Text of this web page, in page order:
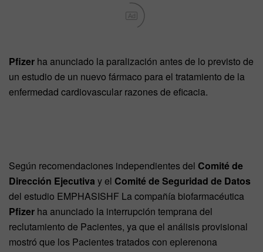
Ad
Pfizer ha anunciado la paralización antes de lo previsto de
un estudio de un nuevo fármaco para el tratamiento de la
enfermedad cardiovascular razones de eficacia.
Según recomendaciones independientes del Comité de
Dirección Ejecutiva y el Comité de Seguridad de Datos
del estudio EMPHASISHF La compañía biofarmacéutica
Pfizer ha anunciado la interrupción temprana del
reclutamiento de Pacientes, ya que el análisis provisional
mostró que los Pacientes tratados con eplerenona